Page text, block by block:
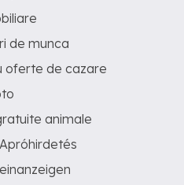
de munca
oferte de cazare
animale